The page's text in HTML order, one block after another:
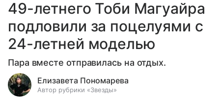
49-летнего Тоби Магуайра
подловили за поцелуями с
24-летней моделью
Пара вместе отправилась на отдых.
Елизавета Пономарева
Автор рубрики «Звезды»